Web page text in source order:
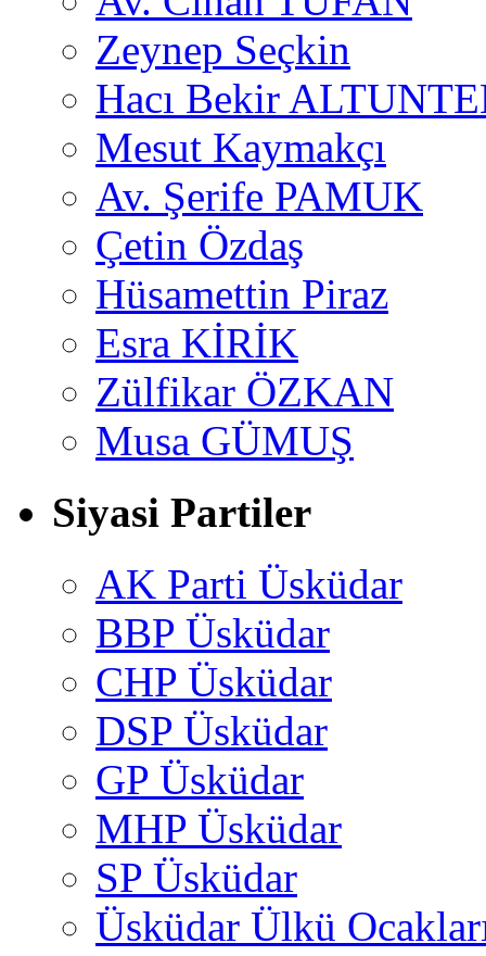
Zeynep Seçkin
Hacı Bekir
Mesut Kaymakçı
Av. Şerife PAMUK
Çetin Özdaş
Hüsamettin Piraz
Esra KİRİK
Zülfikar ÖZKAN
Musa GÜMUŞ
Siyasi Partiler
AK Parti Üsküdar
BBP Üsküdar
CHP Üsküdar
DSP Üsküdar
GP Üsküdar
MHP Üsküdar
SP Üsküdar
Üsküdar Ülkü